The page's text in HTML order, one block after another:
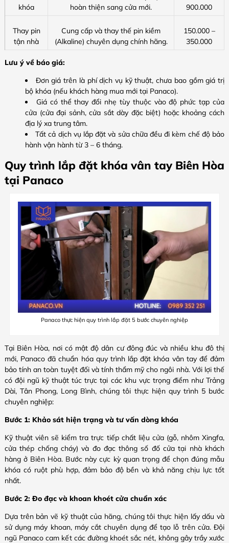
khóa
hoàn thiện sang cửa mới.
900.000
Thay pin
tận nhà
Cung cấp và thay thế pin kiềm
(Alkaline) chuyên dụng chính hãng.
150.000 –
350.000
Lưu ý về báo giá:
Đơn giá trên là phí dịch vụ kỹ thuật, chưa bao gồm giá trị
bộ khóa (nếu khách hàng mua mới tại Panaco).
Giá có thể thay đổi nhẹ tùy thuộc vào độ phức tạp của
cửa (cửa đại sảnh, cửa sắt dày đặc biệt) hoặc khoảng cách
địa lý xa trung tâm.
Tất cả dịch vụ lắp đặt và sửa chữa đều đi kèm chế độ bảo
hành vận hành từ 3 – 6 tháng.
Quy trình lắp đặt khóa vân tay Biên Hòa
tại Panaco
Panaco thực hiện quy trình lắp đặt 5 bước chuyên nghiệp
Tại Biên Hòa, nơi có mật độ dân cư đông đúc và nhiều khu đô thị
mới, Panaco đã chuẩn hóa quy trình lắp đặt khóa vân tay để đảm
bảo tính an toàn tuyệt đối và tính thẩm mỹ cho ngôi nhà. Với lợi thế
có đội ngũ kỹ thuật túc trực tại các khu vực trọng điểm như Trảng
Dài, Tân Phong, Long Bình, chúng tôi thực hiện quy trình 5 bước
chuyên nghiệp:
Bước 1: Khảo sát hiện trạng và tư vấn dòng khóa
Kỹ thuật viên sẽ kiểm tra trực tiếp chất liệu cửa (gỗ, nhôm Xingfa,
cửa thép chống cháy) và đo đạc thông số đố cửa tại nhà khách
hàng ở Biên Hòa. Bước này cực kỳ quan trọng để chọn đúng mẫu
khóa có ruột phù hợp, đảm bảo độ bền và khả năng chịu lực tốt
nhất.
Bước 2: Đo đạc và khoan khoét cửa chuẩn xác
Dựa trên bản vẽ kỹ thuật của hãng, chúng tôi thực hiện lấy dấu và
sử dụng máy khoan, máy cắt chuyên dụng để tạo lỗ trên cửa. Đội
ngũ Panaco cam kết các đường khoét sắc nét, không gây trầy xước